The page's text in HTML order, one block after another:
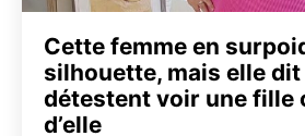
Cette femme en
silhouette, mais elle dit
détestent voir une fille
d’elle